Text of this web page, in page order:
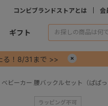
コンビブランドストアとは 会
ギフト
る！8/31まで >>
ベビーカー 腰バックルセット（ぱぱ